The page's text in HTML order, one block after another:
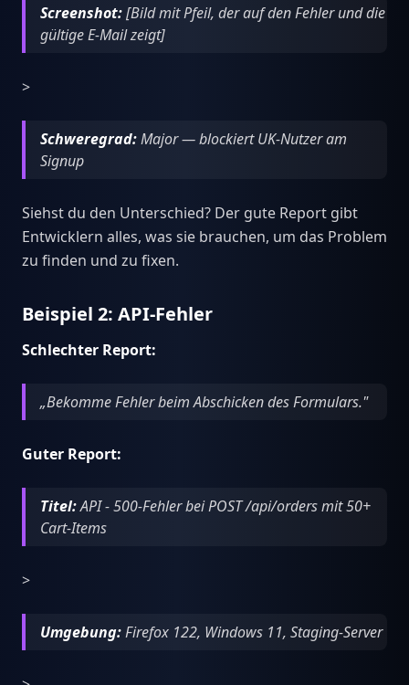
Screenshot:[Bild mit Pfeil, der auf den Fehler und die
gültige E-Mail zeigt]
>
Schweregrad:Major — blockiert UK-Nutzer am
Signup
Siehst du den Unterschied? Der gute Report gibt
Entwicklern alles, was sie brauchen, um das Problem
zu finden und zu fixen.
Beispiel 2: API-Fehler
Schlechter Report:
„Bekomme Fehler beim Abschicken des Formulars."
Guter Report:
Titel:API - 500-Fehler bei POST /api/orders mit 50+
Cart-Items
>
Umgebung:Firefox 122, Windows 11, Staging-Server